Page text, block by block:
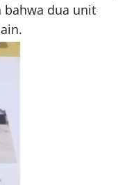
bahwa dua unit